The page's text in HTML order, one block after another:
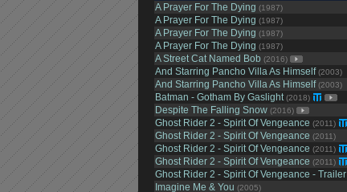
A Prayer For The Dying (1987)
A Prayer For The Dying (1987)
A Prayer For The Dying (1987)
A Prayer For The Dying (1987)
A Street Cat Named Bob (2016)
And Starring Pancho Villa As Himself(2003)
And Starring Pancho Villa As Himself(2003)
Batman - Gotham By Gaslight (2018)
Despite The Falling Snow (2016)
Ghost Rider 2 - Spirit Of Vengeance (2011)
Ghost Rider 2 - Spirit Of Vengeance (2011)
Ghost Rider 2 - Spirit Of Vengeance (2011)
Ghost Rider 2 - Spirit Of Vengeance (2011)
Ghost Rider 2 - Spirit Of Vengeance - Trailer
Imagine Me & You (2005)